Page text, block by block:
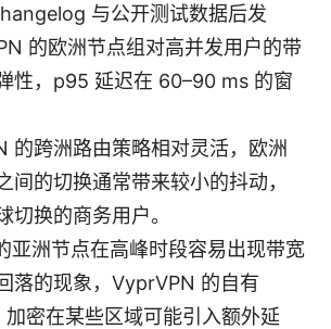
与公开测试数据后发
的欧洲节点组对高并发用户的带
性，p95 延迟在 60–90 ms 的窗
的跨洲路由策略相对灵活，欧洲
间的切换通常带来较小的抖动，
切换的商务用户。
亚洲节点在高峰时段容易出现带宽
落的现象，VyprVPN 的自有
密在某些区域可能引入额外延